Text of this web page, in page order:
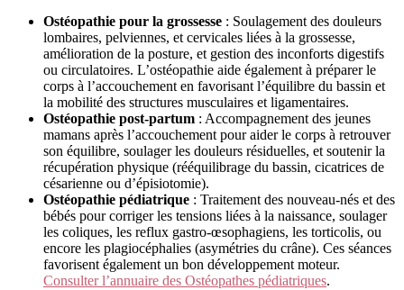
Ostéopathie pour la grossesse : Soulagement des douleurs
lombaires, pelviennes, et cervicales liées à la grossesse,
amélioration de la posture, et gestion des inconforts digestifs
ou circulatoires. L’ostéopathie aide également à préparer le
corps à l’accouchement en favorisant l’équilibre du bassin et
la mobilité des structures musculaires et ligamentaires.
Ostéopathie post-partum : Accompagnement des jeunes
mamans après l’accouchement pour aider le corps à retrouver
son équilibre, soulager les douleurs résiduelles, et soutenir la
récupération physique (rééquilibrage du bassin, cicatrices de
césarienne ou d’épisiotomie).
Ostéopathie pédiatrique : Traitement des nouveau-nés et des
bébés pour corriger les tensions liées à la naissance, soulager
les coliques, les reflux gastro-œsophagiens, les torticolis, ou
encore les plagiocéphalies (asymétries du crâne). Ces séances
favorisent également un bon développement moteur.
Consulter l’annuaire des Ostéopathes pédiatriques.